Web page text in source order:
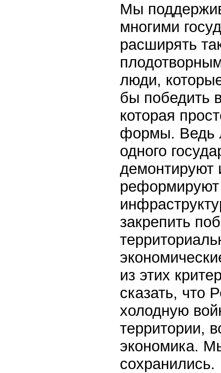
Мы
многими
расширять
люди,
бы победить
которая
формы. Ведь
одного
демонтируют
закрепить
из этих
сказать, что
холодную
территории,
экономика.
сохранились.